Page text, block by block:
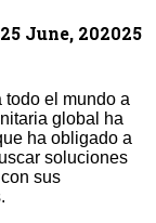
25 June, 202025
todo el mundo a
global ha
ha obligado a
soluciones
sus